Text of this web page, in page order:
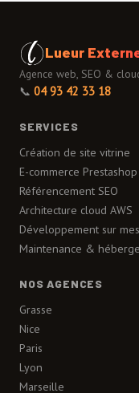
Lueur
Agence web, SEO &
📞 04 93 42 33 18
SERVICES
Création de site vitrine
E-commerce Prestashop
Référencement SEO
Architecture cloud AWS
Développement sur
Maintenance &
NOS AGENCES
Grasse
Nice
Paris
Lyon
Marseille